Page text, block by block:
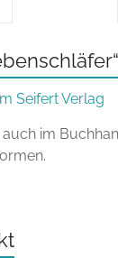
Seifert Verlag
im